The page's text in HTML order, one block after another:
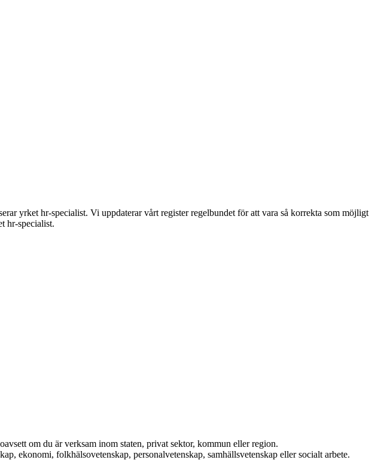
yrket hr-specialist. Vi uppdaterar vårt register regelbundet för att vara så korrekta som möjligt
hr-specialist.